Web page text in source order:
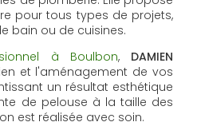
pour tous types de projets,
bain ou de cuisines.
à Boulbon, DAMIEN
et l'aménagement de vos
un résultat esthétique
de pelouse à la taille des
est réalisée avec soin.